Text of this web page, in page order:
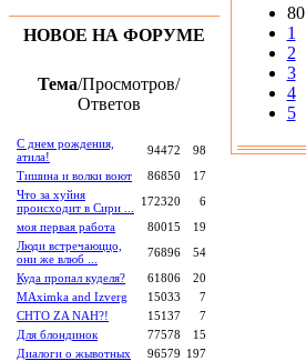
НОВОЕ НА ФОРУМЕ
Тема/Просмотров/
Ответов
С днем рождения,
атила!
94472
98
Тишина и волки воют
86850
17
Что за хуйня
происходит в Сири ...
172320
6
моя первая работа
80015
19
Люди встречаюццо,
они же влюб ...
76896
54
Куда пропал куделя?
61806
20
MAximka and Izverg
15033
7
CHTO ZA NAH?!
15137
7
Для блондинок
77578
15
Диалоги о жывотных
96579 197
80
1
2
3
4
5